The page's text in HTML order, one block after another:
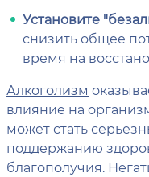
Установите
снизить общее
время на
Алкоголизм
влияние на
может стать
поддержанию
благополучия.